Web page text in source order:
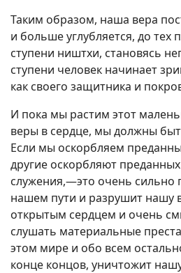
Таким образом, наша вера
и больше углубляется, до тех
ступени ништхи, становясь
ступени человек начинает
как своего защитника и
И пока мы растим этот
веры в сердце, мы должны
Если мы оскорбляем
другие оскорбляют
служения,—это очень
нашем пути и разрушит нашу
открытым сердцем и очень
слушать материальные
этом мире и обо всем
конце концов, уничтожит